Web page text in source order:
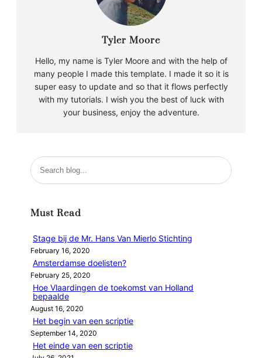
Tyler Moore
Hello, my name is Tyler Moore and with the help of
many people I made this template. I made it so it is
super easy to update and so that it flows perfectly
with my tutorials. I wish you the best of luck with
your business, enjoy the adventure.
S
e
c
Must Read
Stage bij de Mr. Hans Van Mierlo Stichting
February 16, 2020
Amsterdamse doelisten?
February 25, 2020
Hoe Vlaardingen de toekomst van Holland
bepaalde
August 16, 2020
Het begin van een scriptie
September 14, 2020
Het einde van een scriptie